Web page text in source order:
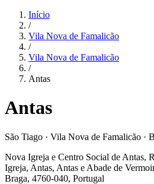
Início
/
Vila Nova de Famalicão
/
Vila Nova de Famalicão
/
Antas
Antas
São Tiago · Vila Nova de Famalicão ·
Nova Igreja e Centro Social de Antas,
Igreja, Antas, Antas e Abade de
Braga, 4760-040, Portugal